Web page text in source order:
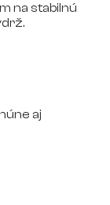
na stabilnú
aj